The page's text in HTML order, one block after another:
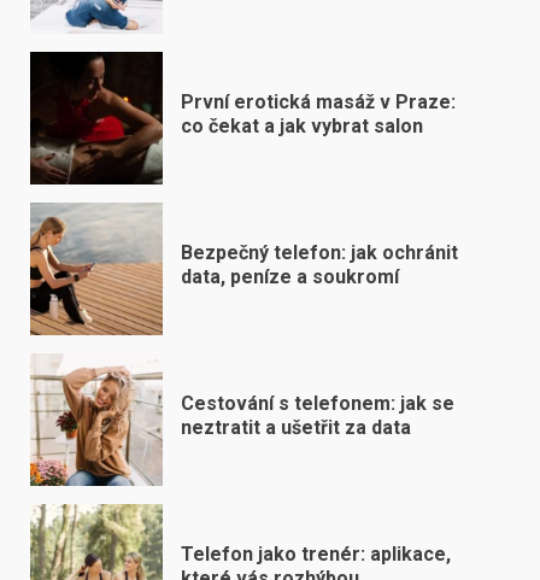
První erotická masáž v Praze:
co čekat a jak vybrat salon
Bezpečný telefon: jak ochránit
data, peníze a soukromí
Cestování s telefonem: jak se
neztratit a ušetřit za data
Telefon jako trenér: aplikace,